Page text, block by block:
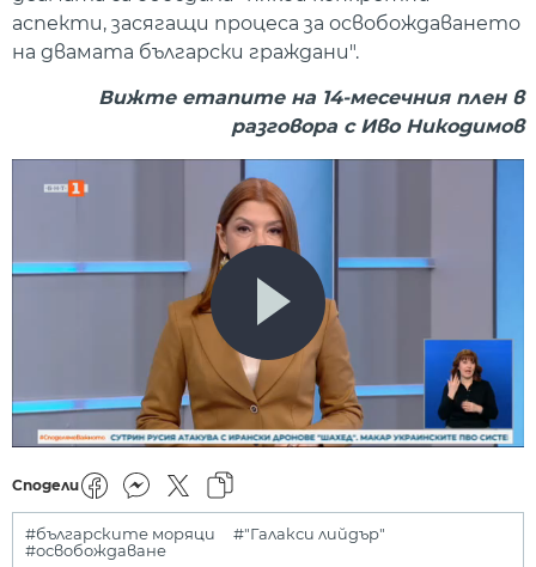
аспекти, засягащи процеса за освобождаването
на двамата български граждани".
Вижте етапите на 14-месечния плен в
разговора с Иво Никодимов
Сподели
#българските моряци
#"Галакси лийдър"
#освобождаване